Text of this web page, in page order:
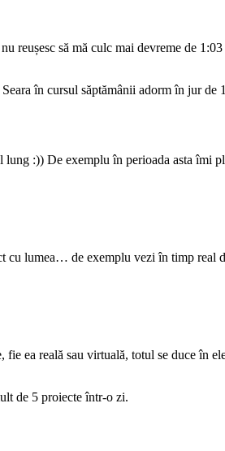
reușesc să mă culc mai devreme de 1:03
în cursul săptămânii adorm în jur de
:)) De exemplu în perioada asta îmi
lumea… de exemplu vezi în timp real
ea reală sau virtuală, totul se duce în
de 5 proiecte într-o zi.